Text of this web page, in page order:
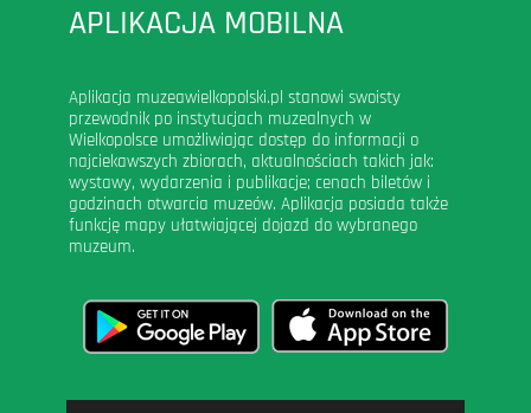
APLIKACJA MOBILNA
Aplikacja muzeawielkopolski.pl stanowi swoisty
przewodnik po instytucjach muzealnych w
Wielkopolsce umożliwiając dostęp do informacji o
najciekawszych zbiorach, aktualnościach takich jak:
wystawy, wydarzenia i publikacje; cenach biletów i
godzinach otwarcia muzeów. Aplikacja posiada także
funkcję mapy ułatwiającej dojazd do wybranego
muzeum.